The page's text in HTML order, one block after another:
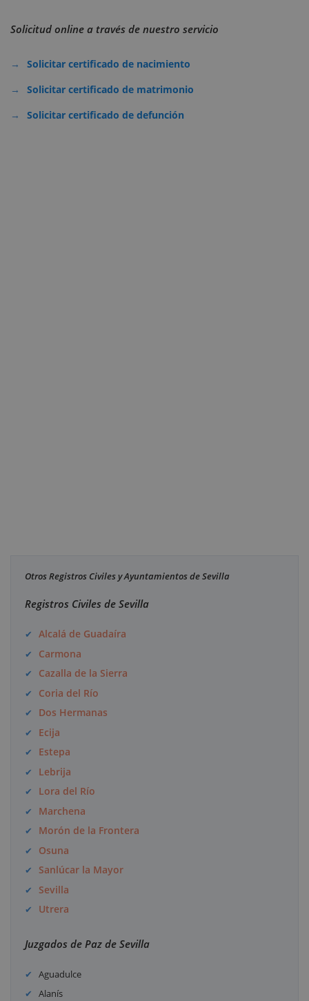
Solicitud online a través de nuestro servicio
Solicitar certificado de nacimiento
Solicitar certificado de matrimonio
Solicitar certificado de defunción
Otros Registros Civiles y Ayuntamientos de Sevilla
Registros Civiles de Sevilla
Alcalá de Guadaíra
Carmona
Cazalla de la Sierra
Coria del Río
Dos Hermanas
Ecija
Estepa
Lebrija
Lora del Río
Marchena
Morón de la Frontera
Osuna
Sanlúcar la Mayor
Sevilla
Utrera
Juzgados de Paz de Sevilla
Aguadulce
Alanís